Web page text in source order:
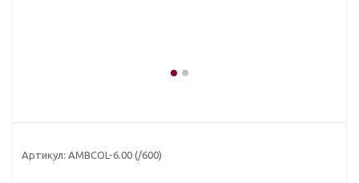
Артикул: AMBCOL-6.00 (/600)